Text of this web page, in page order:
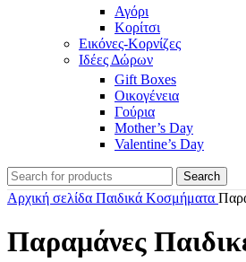
Αγόρι
Κορίτσι
Εικόνες-Κορνίζες
Ιδέες Δώρων
Gift Boxes
Οικογένεια
Γούρια
Mother’s Day
Valentine’s Day
Search
Αρχική σελίδα Παιδικά Κοσμήματα
Παραμάνες